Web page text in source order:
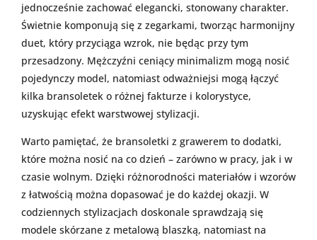
jednocześnie zachować elegancki, stonowany charakter.
Świetnie komponują się z zegarkami, tworząc harmonijny
duet, który przyciąga wzrok, nie będąc przy tym
przesadzony. Mężczyźni ceniący minimalizm mogą nosić
pojedynczy model, natomiast odważniejsi mogą łączyć
kilka bransoletek o różnej fakturze i kolorystyce,
uzyskując efekt warstwowej stylizacji.
Warto pamiętać, że bransoletki z grawerem to dodatki,
które można nosić na co dzień – zarówno w pracy, jak i w
czasie wolnym. Dzięki różnorodności materiałów i wzorów
z łatwością można dopasować je do każdej okazji. W
codziennych stylizacjach doskonale sprawdzają się
modele skórzane z metalową blaszką, natomiast na